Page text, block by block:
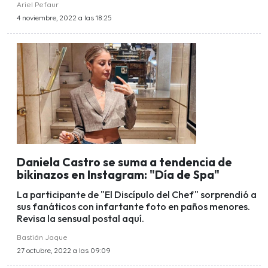
Ariel Pefaur
4 noviembre, 2022 a las 18:25
Daniela Castro se suma a tendencia de
bikinazos en Instagram: "Día de Spa"
La participante de "El Discípulo del Chef" sorprendió a
sus fanáticos con infartante foto en paños menores.
Revisa la sensual postal aquí.
Bastián Jaque
27 octubre, 2022 a las 09:09